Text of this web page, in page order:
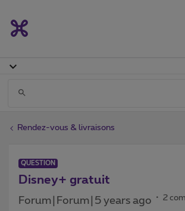
Rendez-vous & livraisons
QUESTION
Disney+ gratuit
Forum|Forum|5 years ago 2